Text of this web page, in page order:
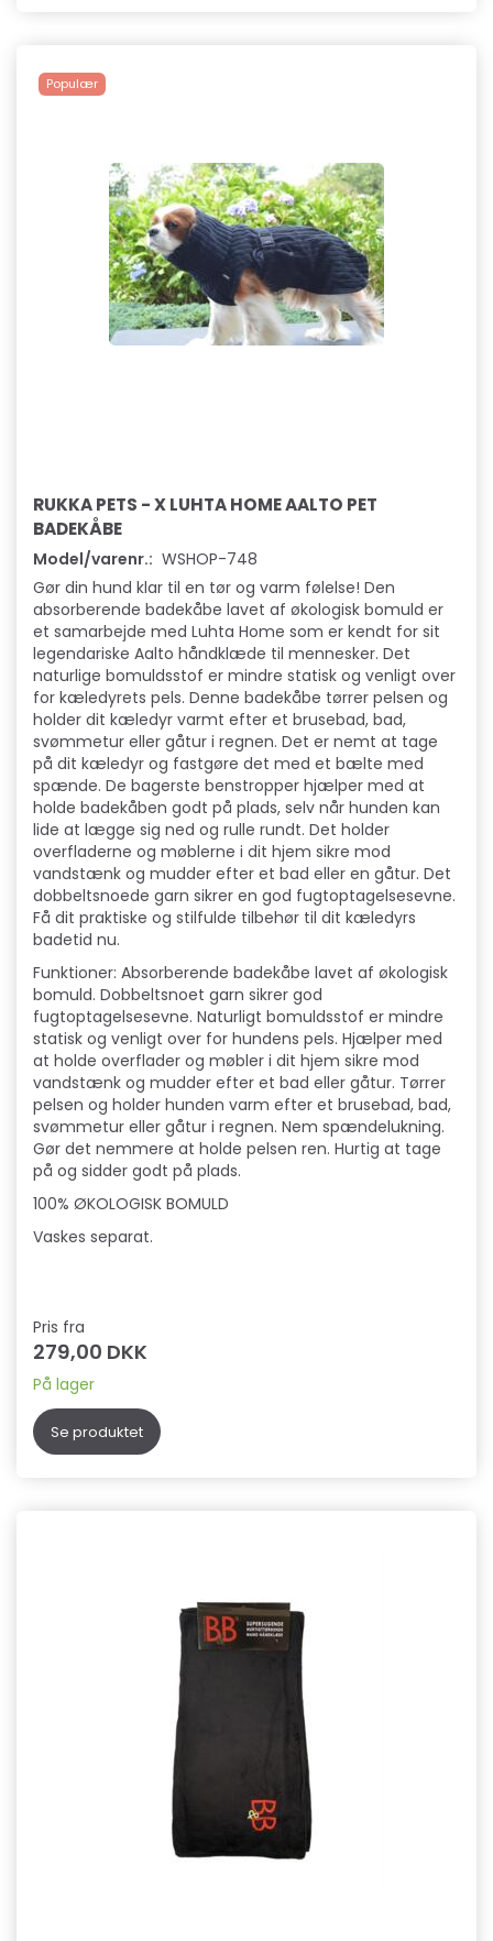
Populær
RUKKA PETS - X LUHTA HOME AALTO PET
BADEKÅBE
Model/varenr.: WSHOP-748
Gør din hund klar til en tør og varm følelse! Den
absorberende badekåbe lavet af økologisk bomuld er
et samarbejde med Luhta Home som er kendt for sit
legendariske Aalto håndklæde til mennesker. Det
naturlige bomuldsstof er mindre statisk og venligt over
for kæledyrets pels. Denne badekåbe tørrer pelsen og
holder dit kæledyr varmt efter et brusebad, bad,
svømmetur eller gåtur i regnen. Det er nemt at tage
på dit kæledyr og fastgøre det med et bælte med
spænde. De bagerste benstropper hjælper med at
holde badekåben godt på plads, selv når hunden kan
lide at lægge sig ned og rulle rundt. Det holder
overfladerne og møblerne i dit hjem sikre mod
vandstænk og mudder efter et bad eller en gåtur. Det
dobbeltsnoede garn sikrer en god fugtoptagelsesevne.
Få dit praktiske og stilfulde tilbehør til dit kæledyrs
badetid nu.
Funktioner: Absorberende badekåbe lavet af økologisk
bomuld. Dobbeltsnoet garn sikrer god
fugtoptagelsesevne. Naturligt bomuldsstof er mindre
statisk og venligt over for hundens pels. Hjælper med
at holde overflader og møbler i dit hjem sikre mod
vandstænk og mudder efter et bad eller gåtur. Tørrer
pelsen og holder hunden varm efter et brusebad, bad,
svømmetur eller gåtur i regnen. Nem spændelukning.
Gør det nemmere at holde pelsen ren. Hurtig at tage
på og sidder godt på plads.
100% ØKOLOGISK BOMULD
Vaskes separat.
Pris fra
279,00 DKK
På lager
Se produktet